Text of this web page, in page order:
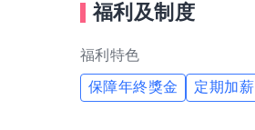
福利及制度
福利特色
保障年終獎金 定期加薪